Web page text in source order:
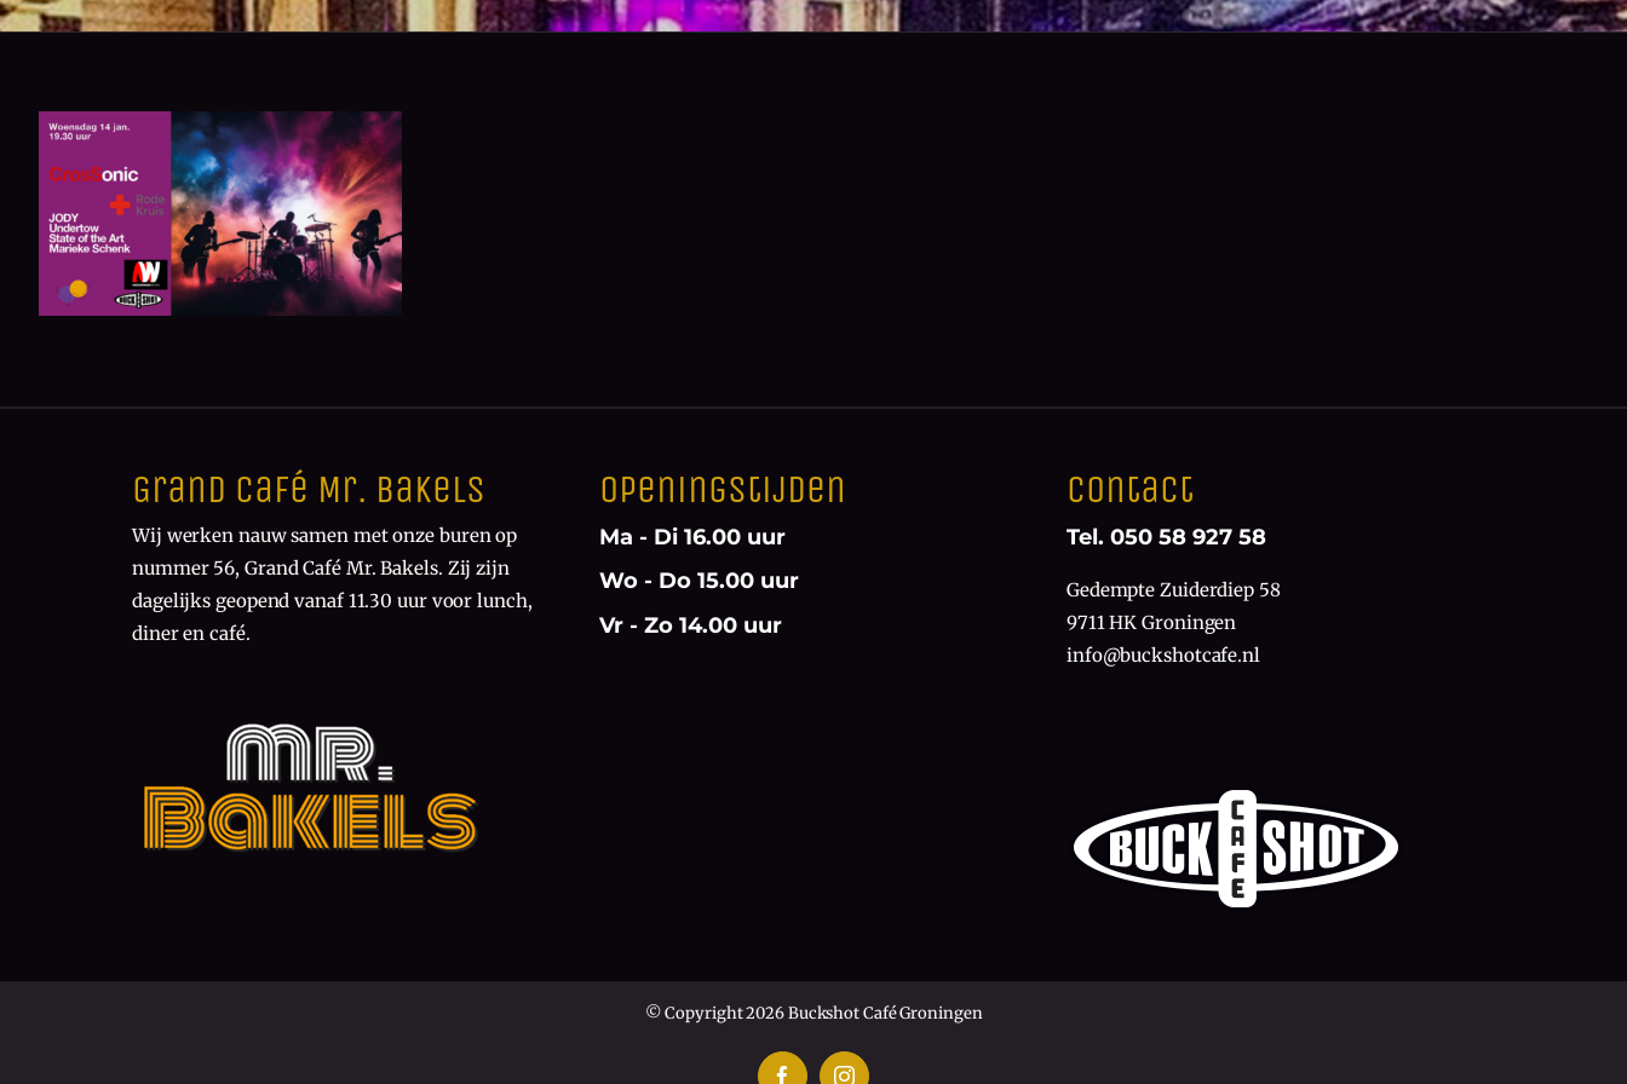
Grand Café Mr. Bakels
Wij werken nauw samen met onze buren op
nummer 56, Grand Café Mr. Bakels. Zij zijn
dagelijks geopend vanaf 11.30 uur voor lunch,
diner en café.
Openingstijden
Ma - Di 16.00 uur
Wo - Do 15.00 uur
Vr - Zo 14.00 uur
Contact
Tel. 050 58 927 58
Gedempte Zuiderdiep 58
9711 HK Groningen
info@buckshotcafe.nl
© Copyright 2026 Buckshot Café Groningen